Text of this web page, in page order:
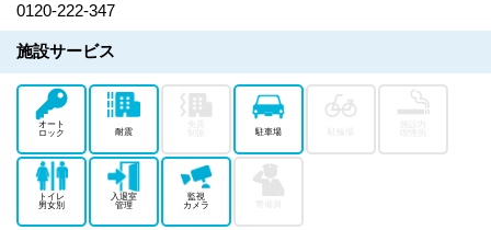
0120-222-347
施設サービス
オート
ロック
耐震 駐車場
トイレ
男女別
入退室
管理
監視
カメラ